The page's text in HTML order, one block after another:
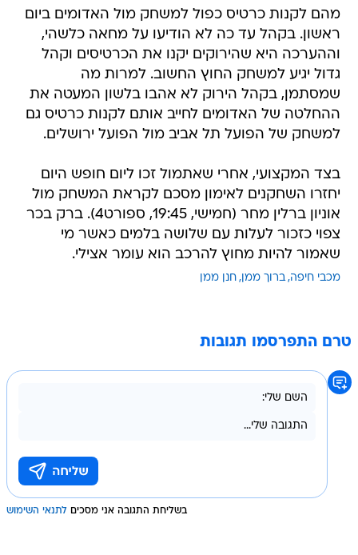
מהם לקנות כרטיס כפול למשחק מול האדומים ביום
ראשון. בקהל עד כה לא הודיעו על מחאה כלשהי,
וההערכה היא שהירוקים יקנו את הכרטיסים וקהל
גדול יגיע למשחק החוץ החשוב. למרות מה
שמסתמן, בקהל הירוק לא אהבו בלשון המעטה את
ההחלטה של האדומים לחייב אותם לקנות כרטיס גם
למשחק של הפועל תל אביב מול הפועל ירושלים.
בצד המקצועי, אחרי שאתמול זכו ליום חופש היום
יחזרו השחקנים לאימון מסכם לקראת המשחק מול
אוניון ברלין מחר (חמישי, 19:45, ספורט4). ברק בכר
צפוי כזכור לעלות עם שלושה בלמים כאשר מי
שאמור להיות מחוץ להרכב הוא עומר אצילי.
מכבי חיפה ברוך ממן חנן ממן
טרם התפרסמו תגובות
בשליחת התגובה אני מסכים לתנאי השימוש